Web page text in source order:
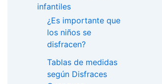
infantiles
¿Es importante que
los niños se
disfracen?
Tablas de medidas
según Disfraces